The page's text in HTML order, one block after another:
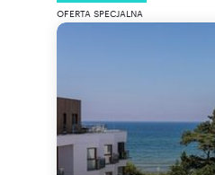
OFERTA SPECJALNA